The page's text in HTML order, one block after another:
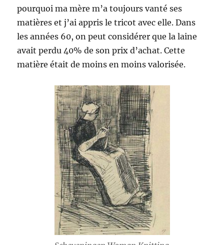
pourquoi ma mère m’a toujours vanté ses
matières et j’ai appris le tricot avec elle. Dans
les années 60, on peut considérer que la laine
avait perdu 40% de son prix d’achat. Cette
matière était de moins en moins valorisée.